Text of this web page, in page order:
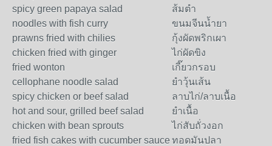
spicy green papaya salad
ส้มตำ
noodles with fish curry
ขนมจีนน้ำยา
prawns fried with chilies
กุ้งผัดพริกเผา
chicken fried with ginger
ไก่ผัดขิง
fried wonton
เกี๊ยวกรอบ
cellophane noodle salad
ยำวุ้นเส้น
spicy chicken or beef salad
ลาบไก่/ลาบเนื้อ
hot and sour, grilled beef salad
ยำเนื้อ
chicken with bean sprouts
ไก่สับถั่วงอก
fried fish cakes with cucumber sauceทอดมันปลา